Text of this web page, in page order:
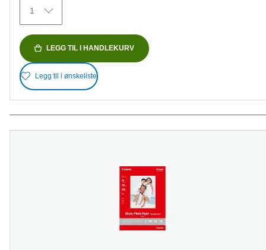
1
LEGG TIL I HANDLEKURV
Legg til i ønskeliste